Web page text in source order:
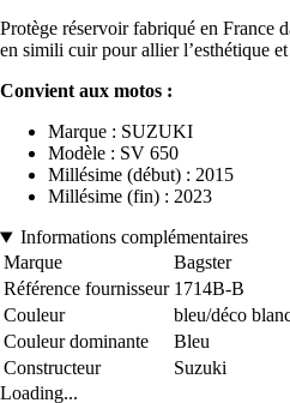
Protège réservoir fabriqué en France
en simili cuir pour allier l’esthétique
Convient aux motos :
Marque : SUZUKI
Modèle : SV 650
Millésime (début) : 2015
Millésime (fin) : 2023
Informations complémentaires
Marque
Bagster
Référence fournisseur 1714B-B
Couleur
bleu/déco
Couleur dominante
Bleu
Constructeur
Suzuki
Loading...